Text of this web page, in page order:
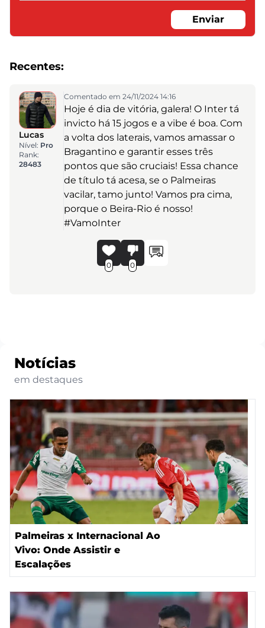
Enviar
Recentes:
Lucas
Nível: Pro
Rank:
28483
Comentado em 24/11/2024 14:16
Hoje é dia de vitória, galera! O Inter tá
invicto há 15 jogos e a vibe é boa. Com
a volta dos laterais, vamos amassar o
Bragantino e garantir esses três
pontos que são cruciais! Essa chance
de título tá acesa, se o Palmeiras
vacilar, tamo junto! Vamos pra cima,
porque o Beira-Rio é nosso!
#VamoInter
0 0
Notícias
em destaques
Palmeiras x Internacional Ao
Vivo: Onde Assistir e
Escalações